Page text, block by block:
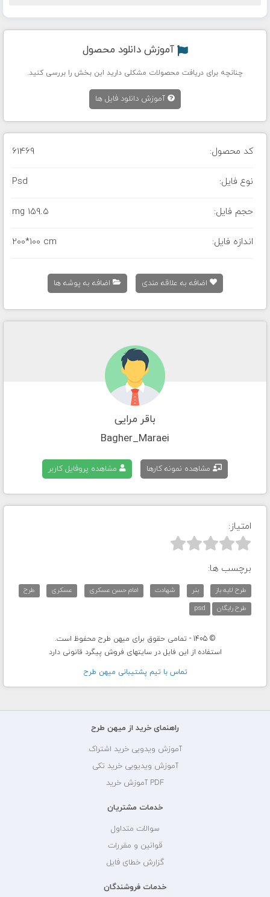
آموزش دانلود محصول
چنانچه برای دریافت محصولات مشکلی دارید این بخش را بررسی کنید.
آموزش دانلود فایل ها
کد محصول: 61469
نوع فایل: Psd
حجم فایل: 159.5 mg
اندازه فایل: 200*100 cm
اضافه به علاقه مندی اضافه به پوشه ها
باقر مرایی
Bagher_Maraei
مشاهده نمونه کارها مشاهده پروفایل کاربر
امتیاز:



برچسب ها:
طرح لایه باز بنر شهادت امام حسن عسکری عسکری
طرح
طرح رایگان
psd
© 1405 - تمامی حقوق برای میهن طرح محفوظ است.
استفاده از این فایل در سایتهای فروش پیگرد قانونی دارد
تماس با تيم پشتيبانی ميهن طرح
راهنمای خرید از میهن طرح
آموزش ویدویی خرید اشتراک
آموزش ویدیویی خرید تکی
PDF آموزش خرید
خدمات مشتریان
سوالات متداول
قوانین و مقررات
گزارش خطای فایل
خدمات فروشندگان